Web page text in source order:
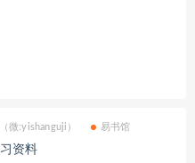
微:yishanguji） 易书馆
资料